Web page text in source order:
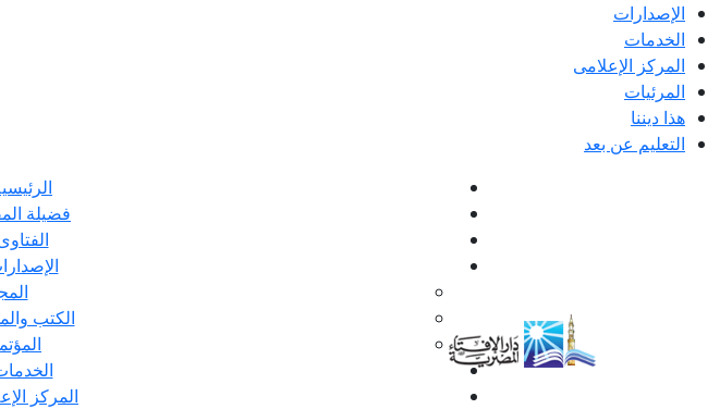
الإصدارات
الخدمات
المركز الإعلامى
المرئيات
هذا ديننا
التعليم عن بعد
فضيلة
الكتب
المركز